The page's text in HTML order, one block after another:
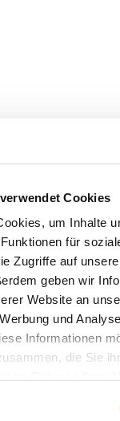
Cookies
um Inhalte
für
Zugriffe auf
geben wir
Website an
und
Informationen
die Sie